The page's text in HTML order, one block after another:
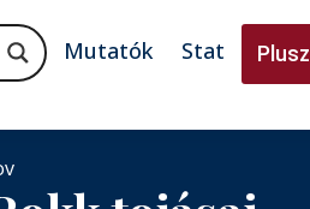
Mutatók Stat Plusz